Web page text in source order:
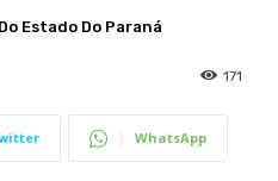
Estado Do Paraná
171
WhatsApp